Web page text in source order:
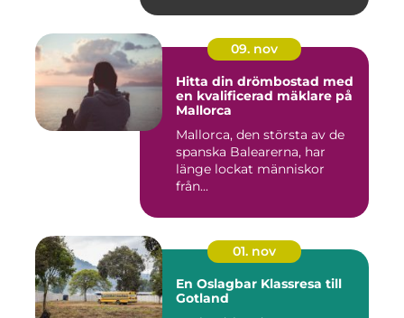
09. nov
Hitta din drömbostad med
en kvalificerad mäklare på
Mallorca
Mallorca, den största av de
spanska Balearerna, har
länge lockat människor
från...
01. nov
En Oslagbar Klassresa till
Gotland